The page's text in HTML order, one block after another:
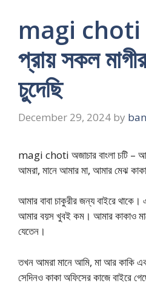
magi choti
প্রায় সকল
চুদেছি
December 29, 2024 by
magi choti অজাচার বাংলা চটি –
আমরা, মানে আমার মা, আমার মেঝ
আমার বাবা চাকুরীর জন্য বাইরে থাকে।
আমার বয়স খুবই কম। আমার কাকাও
যেতেন।
তখন আমরা মানে আমি, মা আর কাকি
সেদিনও কাকা অফিসের কাজে বাইরে